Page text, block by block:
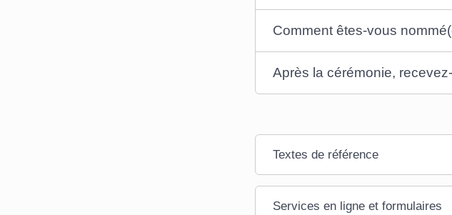
Comment êtes-vous
Après la cérémonie,
Textes de référence
Services en ligne et formulaires